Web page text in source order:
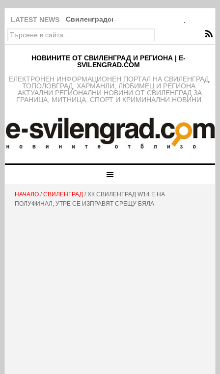
LATEST NEWS Свиленградското село Мезек събра света
НОВИНИТЕ ОТ СВИЛЕНГРАД И РЕГИОНА | E-
SVILENGRAD.COM
EЛЕКТРОНЕН ИНФОРМАЦИОНЕН ПОРТАЛ НА СВИЛЕНГРАД,
ТОПОЛОВГРАД, ХАРМАНЛИ, ЛЮБИМЕЦ И РЕГИОНА.
АКТУАЛНИ РЕГИОНАЛНИ НОВИНИ ОТ СВИЛЕНГРАД ЗА
ГРАНИЦА, МИТНИЦА, СПОРТ И КРИМИНАЛНИ НОВИНИ.
НАЧАЛО/СВИЛЕНГРАД/ ХК СВИЛЕНГРАД W14 Е НА
ПОЛУФИНАЛ, УТРЕ СЕ ИЗПРАВЯТ СРЕЩУ БЯЛА